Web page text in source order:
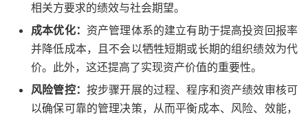
相关方要求的绩效与社会期望。
成本优化： 资产管理体系的建立有助于提高投资回报率
并降低成本，且不会以牺牲短期或长期的组织绩效为代
价。此外，这还提高了实现资产价值的重要性。
风险管控： 按步骤开展的过程、程序和资产绩效审核可
以确保可靠的管理决策，从而平衡成本、风险、效能，